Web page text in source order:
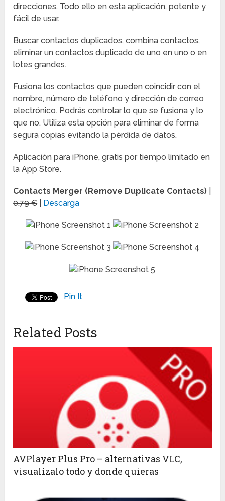
direcciones. Todo ello en esta aplicación, potente y
fácil de usar.
Buscar contactos duplicados, combina contactos,
eliminar un contactos duplicado de uno en uno o en
lotes grandes.
Fusiona los contactos que pueden coincidir con el
nombre, número de teléfono y dirección de correo
electrónico. Podrás controlar lo que se fusiona y lo
que no. Utiliza esta opción para eliminar de forma
segura copias evitando la pérdida de datos.
Aplicación para iPhone, gratis por tiempo limitado en
la App Store.
Contacts Merger (Remove Duplicate Contacts)
0.79 €
Descarga
Pin It
Related Posts
AVPlayer Plus Pro – alternativas VLC,
visualízalo todo y donde quieras